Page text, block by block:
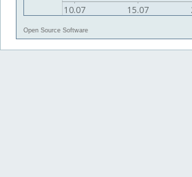
Open Source Software